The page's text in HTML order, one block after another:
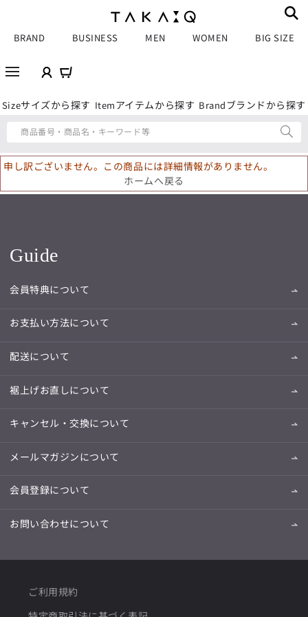
BRAND BUSINESS MEN WOMEN BIG SIZE
Sizeサイズから探す Itemアイテムから探す Brandブランドから探す
商品番号・商品名・キーワード等
申し訳ございません。この商品には詳細情報がありません。
ホームへ戻る
Guide
会員特典について
お支払い方法について
配送について
裾上げお直しについて
キャンセル・交換について
メールマガジンについて
会員登録について
お問い合わせについて
ご利用規約